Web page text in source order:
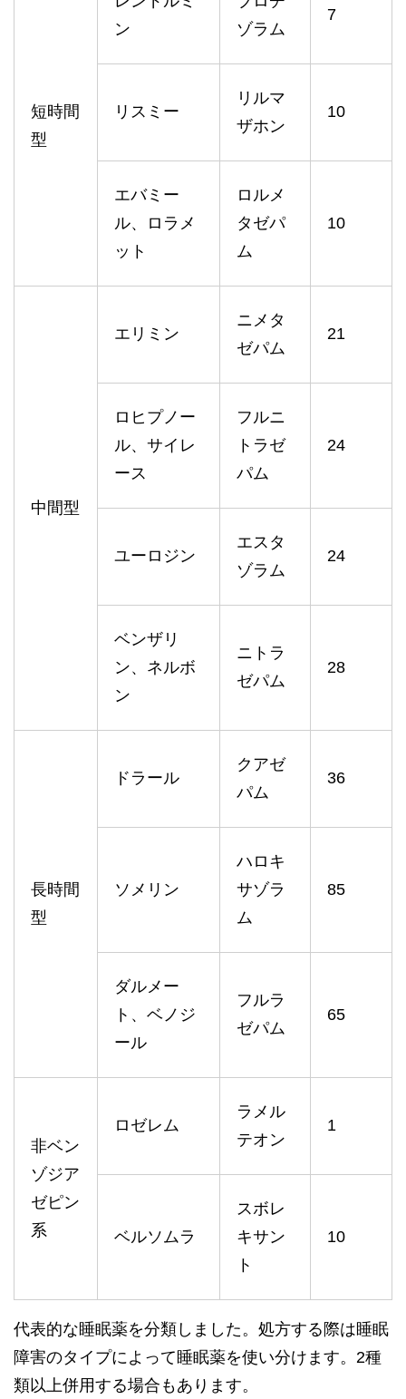
短時間
型
ン
ゾラム
7
リスミー
リルマ
ザホン
10
エバミー
ル、ロラメ
ット
ロルメ
タゼパ
ム
10
中間型
エリミン
ニメタ
ゼパム
21
ロヒプノー
ル、サイレ
ース
フルニ
トラゼ
パム
24
ユーロジン
エスタ
ゾラム
24
ベンザリ
ン、ネルボ
ン
ニトラ
ゼパム
28
長時間
型
ドラール
クアゼ
パム
36
ソメリン
ハロキ
サゾラ
ム
85
ダルメー
ト、ベノジ
ール
フルラ
ゼパム
65
非ベン
ゾジア
ゼピン
系
ロゼレム
ラメル
テオン
1
ベルソムラ
スボレ
キサン
ト
10
代表的な睡眠薬を分類しました。処方する際は睡眠
障害のタイプによって睡眠薬を使い分けます。2種
類以上併用する場合もあります。